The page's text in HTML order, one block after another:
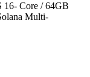
16- Core / 64GB
Multi-